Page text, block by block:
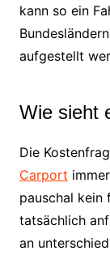
kann so ein
aufgestellt
Wie sieht
Die
Carport
pauschal kein
tatsächlich
an